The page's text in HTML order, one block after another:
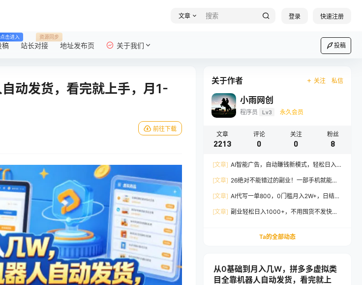
文章 登录 快速注册
稿
点击进入
站长对接
资源同步
地址发布页 关于我们 投稿
动发货，看完就上手，月1-
前往下载
关于作者 关注 私信
小雨网创
程序员 Lv3 永久会员
文章
2213
评论
0
关注
0
粉丝
8
[文章] AI智能广告，自动賺钱新模式，轻松日入
[文章] 26绝对不能错过的副业！一部手机就能操
[文章] AI代写一单800，0门槛月入2W+，日结不
[文章] 副业轻松日入1000+，不用囤货不发快
Ta的全部动态
从0基础到月入几W，拼多多虚拟类
目全靠机器人自动发货，看完就上